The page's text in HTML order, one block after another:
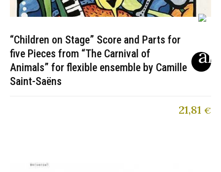
“Children on Stage” Score and Parts for
five Pieces from “The Carnival of
Animals” for flexible ensemble by Camille
Saint-Saëns
21,81 €